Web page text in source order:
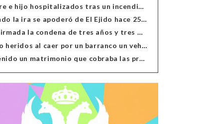
Madre e hijo hospitalizados tras un incendio en la cocina de una vivienda en Almería
Cuando la ira se apoderó de El Ejido hace 25 años
Confirmada la condena de tres años y tres meses al hombre de Antas acusado de xenofobia
Cinco heridos al caer por un barranco un vehículo en Alcolea
Detenido un matrimonio que cobraba las prestaciones de ilegales en Almería, Granada, Málaga, Huelva y Murcia